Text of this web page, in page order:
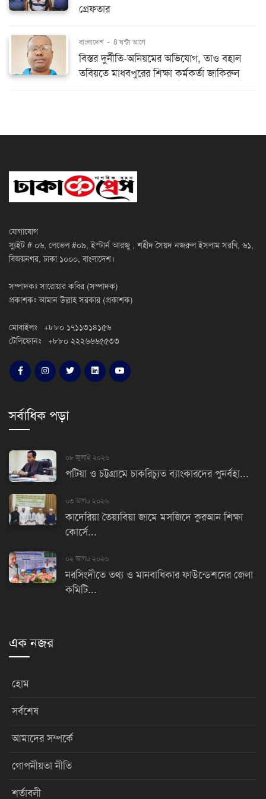
গ্রেফতার
বাংলাদেশ - 8 ঘন্টা আগে
বিস্তর দুর্নীতি-অনিয়মের অভিযোগ, তাও বহাল
তবিয়তে মাধবপুরের শিক্ষা কর্মকর্তা জাকিরুল
যোগাযোগ
স্যুইট # ০৬, লেভেল #০৯, ইস্টার্ন আরজু , শহীদ সৈয়দ নজরুল ইসলাম সরণি, ৬১,
বিজয়নগর, ঢাকা ১০০০, বাংলাদেশ।
সম্পাদকঃ সারোয়ার কবির (সম্পাদক)
প্রকাশকঃ আমান উল্লাহ সরকার (প্রকাশক)
মোবাইলঃ +৮৮০ ১৭১১৩১৪১৫৬
টেলিফোনঃ +৮৮০ ২২২৬৬৬৫৫৩৩
সর্বাধিক পড়া
০৮ জুলাই ২০২৬
পটিয়া ও চট্টগ্রামে চাকরিচ্যুত ব্যাংকারদের পুনর্বহা...
০৩ আগu ২০২৬
কাদেরিয়া তৈয়্যবিয়া জামে মসজিদে কুরআন শিক্ষা
কোর্সে...
০২ আগu ২০২৬
নরসিংদীতে তথ্য ও মানবাধিকার ফাউন্ডেশনের জেলা
কমিটি...
এক নজর
হোম
সর্বশেষ
আমাদের সম্পর্কে
গোপনীয়তা নীতি
শর্তাবলী